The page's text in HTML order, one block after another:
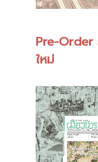
Pre-Order
ใหม่